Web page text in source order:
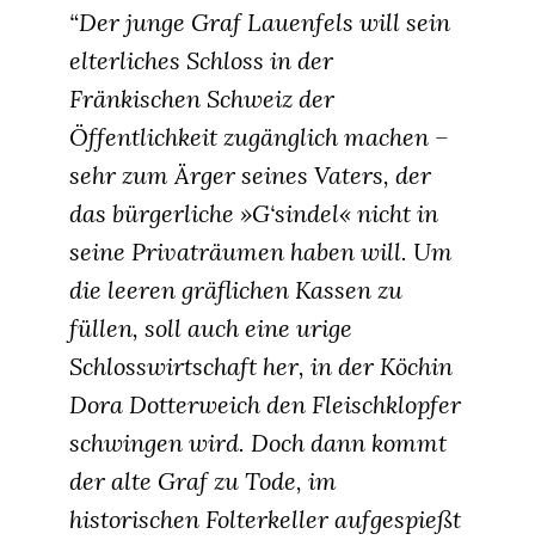
“Der junge Graf Lauenfels will sein
elterliches Schloss in der
Fränkischen Schweiz der
Öffentlichkeit zugänglich machen –
sehr zum Ärger seines Vaters, der
das bürgerliche »G‘sindel« nicht in
seine Privaträumen haben will. Um
die leeren gräflichen Kassen zu
füllen, soll auch eine urige
Schlosswirtschaft her, in der Köchin
Dora Dotterweich den Fleischklopfer
schwingen wird. Doch dann kommt
der alte Graf zu Tode, im
historischen Folterkeller aufgespießt